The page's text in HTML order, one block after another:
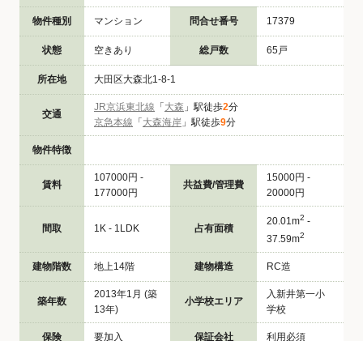
物件種別 マンション 問合せ番号 17379
状態 空きあり 総戸数 65戸
所在地 大田区大森北1-8-1
交通
JR京浜東北線 「 大森 」駅徒歩2分
京急本線 「 大森海岸 」駅徒歩9分
物件特徴
賃料
107000円 -
177000円
共益費/管理費
15000円 -
20000円
間取 1K - 1LDK 占有面積
20.01m2 -
37.59m2
建物階数 地上14階 建物構造 RC造
築年数
2013年1月 (築
13年)
小学校エリア
入新井第一小
学校
保険 要加入 保証会社 利用必須